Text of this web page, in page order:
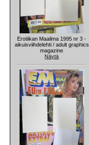
Erotiikan Maailma 1995 nr 3 -
aikuisviihdelehti / adult graphics
magazine
Näytä